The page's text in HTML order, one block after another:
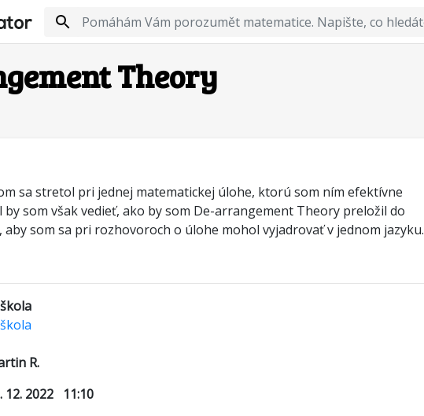
Theory
sa stretol pri jednej matematickej úlohe, ktorú som ním efektívne
by som však vedieť, ako by som De-arrangement Theory preložil do
som sa pri rozhovoroch o úlohe mohol vyjadrovať v jednom jazyku.
R.
12. 2022 11:10